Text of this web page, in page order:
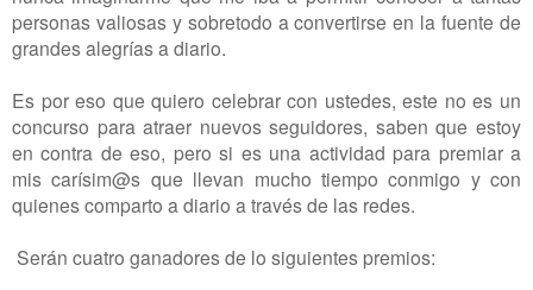
personas valiosas y sobretodo a convertirse en la fuente de
grandes alegrías a diario.
Es por eso que quiero celebrar con ustedes, este no es un
concurso para atraer nuevos seguidores, saben que estoy
en contra de eso, pero si es una actividad para premiar a
mis carísim@s que llevan mucho tiempo conmigo y con
quienes comparto a diario a través de las redes.
Serán cuatro ganadores de lo siguientes premios: